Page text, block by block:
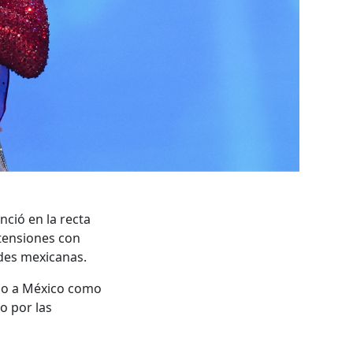
en la recta
con
mexicanas.
a México como
por las